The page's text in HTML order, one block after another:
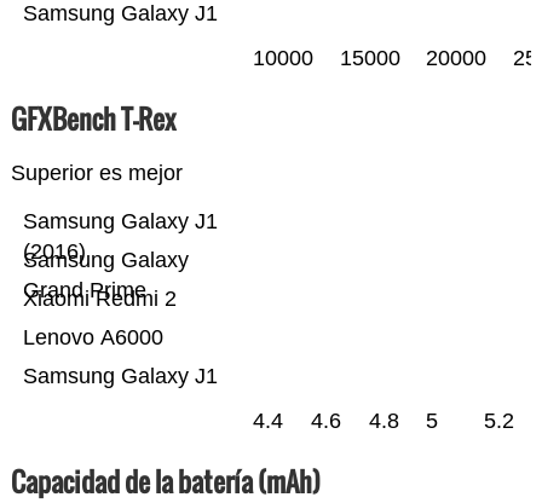
Samsung Galaxy J1
10000 15000 20000
GFXBench T-Rex
Superior es mejor
Samsung Galaxy J1
Lenovo A6000
Xiaomi Redmi 2
Samsung Galaxy
Grand Prime
Samsung Galaxy J1
(2016)
4.4 4.6 4.8 5 5.2
Capacidad de la batería (mAh)